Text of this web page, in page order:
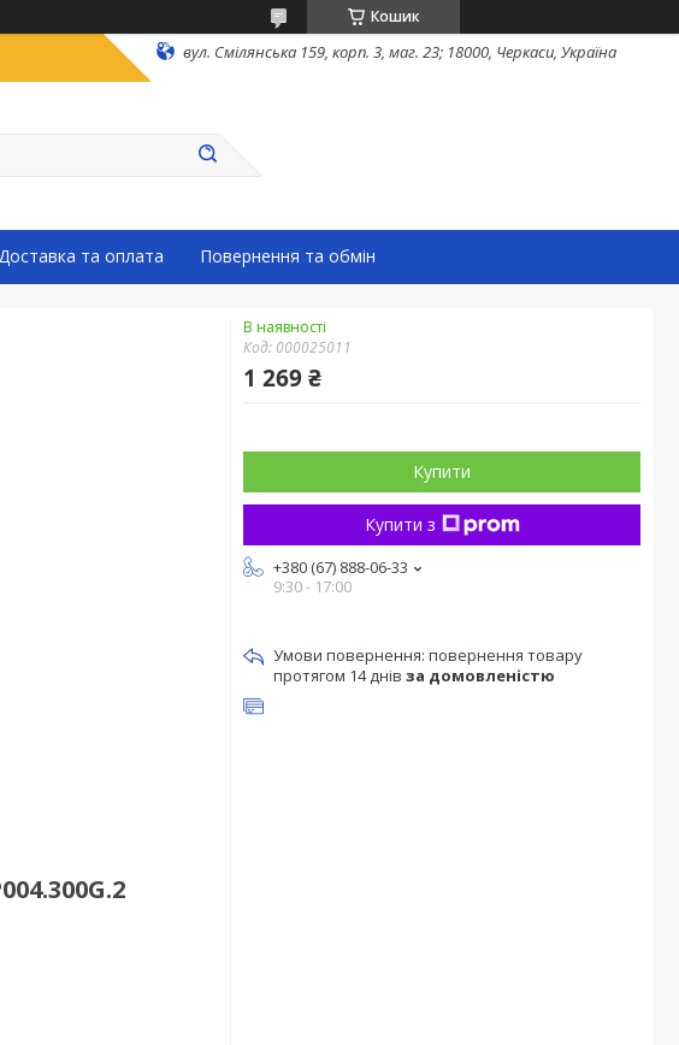
Кошик
вул. Смілянська 159, корп. 3, маг. 23; 18000, Черкаси, Україна
та оплата Повернення та обмін
В наявності
Код: 000025011
1 269 ₴
Купити
Купити з
+380 (67) 888-06-33
9:30 - 17:00
повернення товару
протягом 14 днів за домовленістю